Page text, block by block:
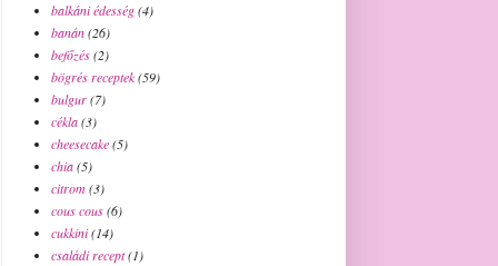
balkáni édesség(4)
banán(26)
befőzés(2)
bögrés receptek(59)
bulgur(7)
cékla(3)
cheesecake(5)
chia(5)
citrom(3)
cous cous(6)
cukkini(14)
családi recept(1)